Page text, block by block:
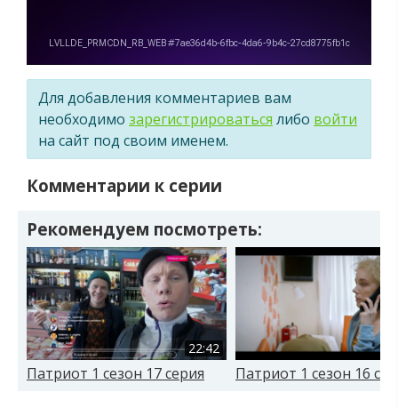
Для добавления комментариев вам
необходимо зарегистрироваться либо войти
на сайт под своим именем.
Комментарии к серии
Рекомендуем посмотреть:
22:42
Патриот 1 сезон 17 серия Патриот 1 сезон 16